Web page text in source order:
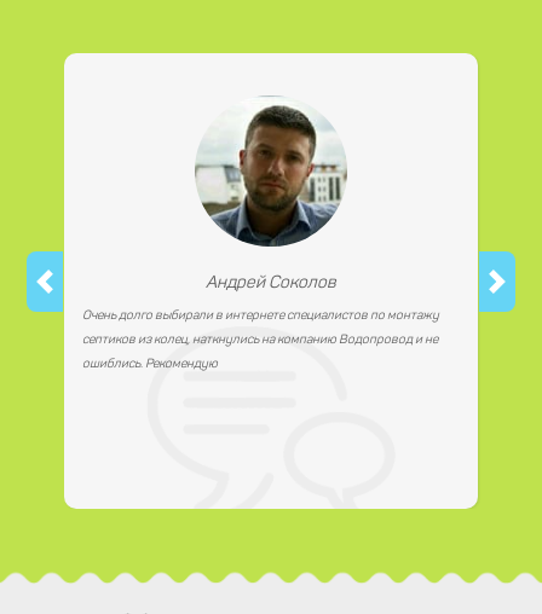
работаем с юридическими лицами.
Андрей Соколов
Очень долго выбирали в интернете специалистов по монтажу
септиков из колец, наткнулись на компанию Водопровод и не
ошиблись. Рекомендую